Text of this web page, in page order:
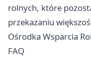
rolnych, które
przekazaniu
Ośrodka Wsparcia
FAQ